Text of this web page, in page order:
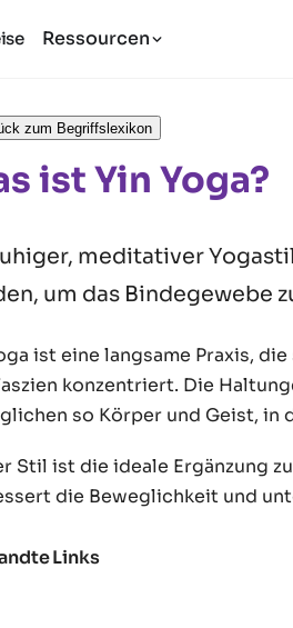
Ressourcen
zum Begriffslexikon
ist Yin Yoga?
meditativer
um das Bindegewebe
ist eine langsame Praxis,
konzentriert. Die
so Körper und Geist, in
Stil ist die ideale Ergänzung
die Beweglichkeit und
Links